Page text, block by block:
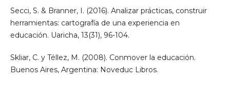
Secci, S. & Branner, I. (2016). Analizar prácticas, construir
herramientas: cartografía de una experiencia en
educación. Uaricha, 13(31), 96-104.
Skliar, C. y Téllez, M. (2008). Conmover la educación.
Buenos Aires, Argentina: Noveduc Libros.